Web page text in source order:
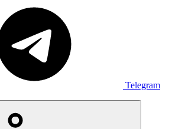
Telegram